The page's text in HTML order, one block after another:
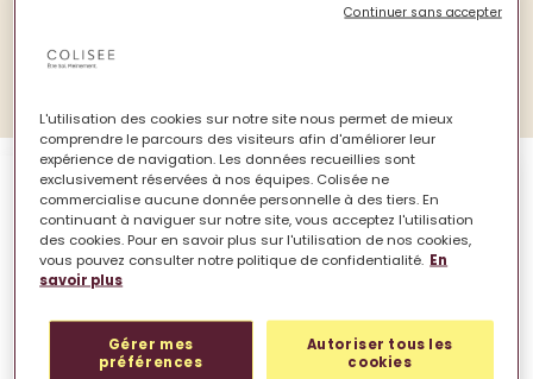
Lancer la recherche
CDI
Cuisinier H/F
Monts-sur-Guesnes, Nouvelle-Aquitaine, France
Temps plein
Voir l'offre
L'utilisation des cookies sur notre site nous permet de mieux
comprendre le parcours des visiteurs afin d'améliorer leur
expérience de navigation. Les données recueillies sont
exclusivement réservées à nos équipes. Colisée ne
commercialise aucune donnée personnelle à des tiers. En
continuant à naviguer sur notre site, vous acceptez l'utilisation
des cookies. Pour en savoir plus sur l'utilisation de nos cookies,
vous pouvez consulter notre politique de confidentialité. En
savoir plus
Gérer mes
préférences
Autoriser tous les
cookies
Continuer sans accepter